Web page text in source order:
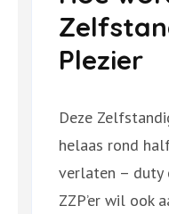
Plezier
Deze
helaas rond
verlaten – duty
ZZP’er wil ook